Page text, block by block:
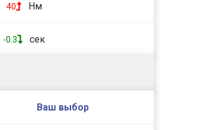
40 Нм
-0.3 сек
Ваш выбор